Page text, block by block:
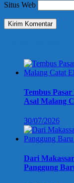
Situs Web
Tembus
Asal Malang
30/07/2026
Dari
Panggung